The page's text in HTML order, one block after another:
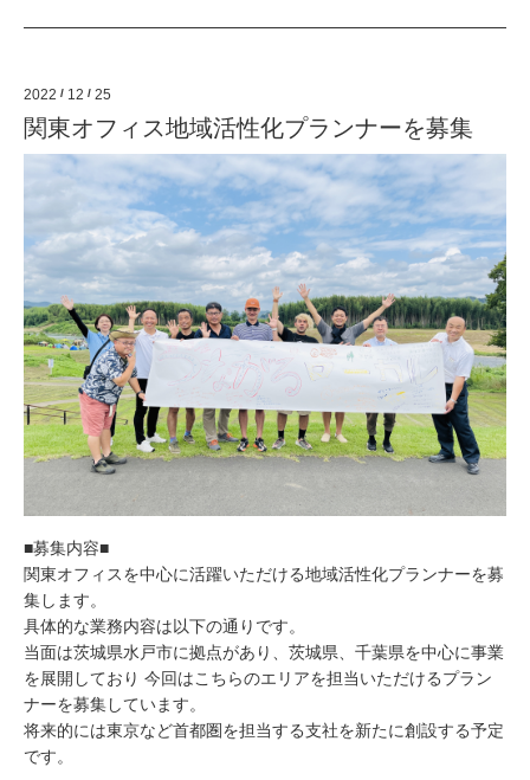
2022 / 12 / 25
関東オフィス地域活性化プランナーを募集
■募集内容■
関東オフィスを中心に活躍いただける地域活性化プランナーを募
集します。
具体的な業務内容は以下の通りです。
当面は茨城県水戸市に拠点があり、茨城県、千葉県を中心に事業
を展開しており 今回はこちらのエリアを担当いただけるプラン
ナーを募集しています。
将来的には東京など首都圏を担当する支社を新たに創設する予定
です。